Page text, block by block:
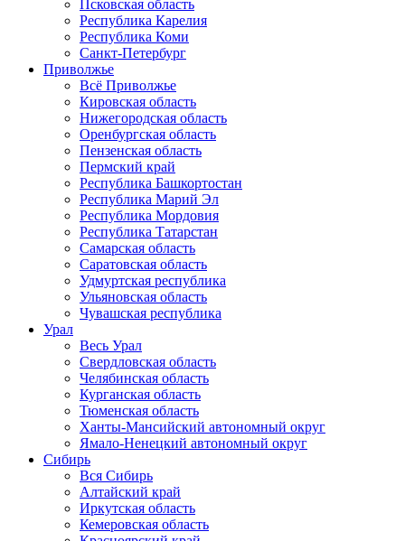
Псковская область
Республика Карелия
Республика Коми
Санкт-Петербург
Приволжье
Всё Приволжье
Кировская область
Нижегородская область
Оренбургская область
Пензенская область
Пермский край
Республика Башкортостан
Республика Марий Эл
Республика Мордовия
Республика Татарстан
Самарская область
Саратовская область
Удмуртская республика
Ульяновская область
Чувашская республика
Урал
Весь Урал
Свердловская область
Челябинская область
Курганская область
Тюменская область
Ханты-Мансийский автономный округ
Ямало-Ненецкий автономный округ
Сибирь
Вся Сибирь
Алтайский край
Иркутская область
Кемеровская область